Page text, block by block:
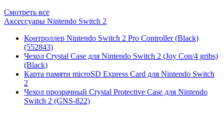
Смотреть все
Аксессуары Nintendo Switch 2
Контроллер Nintendo Switch 2 Pro Controller (Black)
(552843)
Чехол Сrystal Сase для Nintendo Switch 2 (Joy Con/4 gribs)
(Black)
Карта памяти microSD Express Card для Nintendo Switch
2
Чехол прозрачный Crystal Protective Case для Nintendo
Switch 2 (GNS-822)